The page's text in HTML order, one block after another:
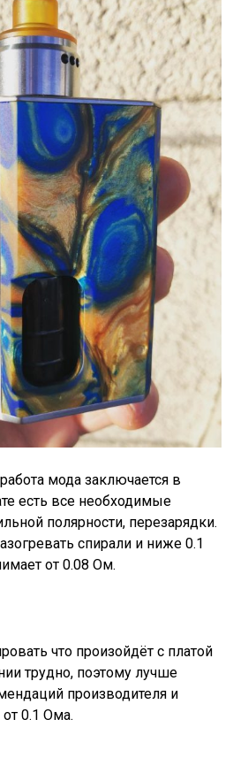
мода заключается в
есть все необходимые
полярности, перезарядки.
спирали и ниже 0.1
от 0.08 Ом.
что произойдёт с платой
трудно, поэтому лучше
производителя и
0.1 Ома.